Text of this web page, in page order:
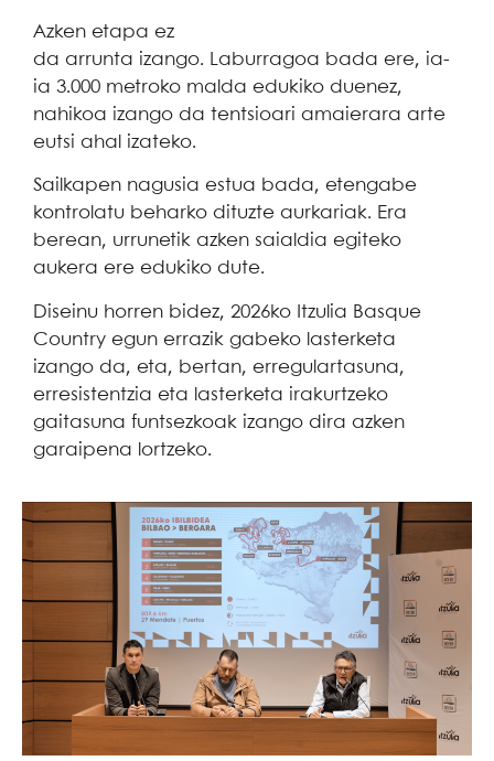
Azken etapa ez
da arrunta izango. Laburragoa bada ere, ia-
ia 3.000 metroko malda edukiko duenez,
nahikoa izango da tentsioari amaierara arte
eutsi ahal izateko.
Sailkapen nagusia estua bada, etengabe
kontrolatu beharko dituzte aurkariak. Era
berean, urrunetik azken saialdia egiteko
aukera ere edukiko dute.
Diseinu horren bidez, 2026ko Itzulia Basque
Country egun errazik gabeko lasterketa
izango da, eta, bertan, erregulartasuna,
erresistentzia eta lasterketa irakurtzeko
gaitasuna funtsezkoak izango dira azken
garaipena lortzeko.